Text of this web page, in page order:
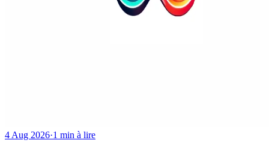
4 Aug 2026·1 min à lire